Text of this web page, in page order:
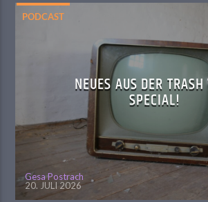
PODCAST
NEUES AUS DER
SPECIAL!
Gesa Postrach
20. JULI 2026